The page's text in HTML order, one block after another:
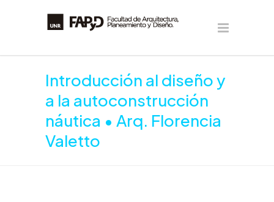
Introducción al diseño y
a la autoconstrucción
náutica • Arq. Florencia
Valetto